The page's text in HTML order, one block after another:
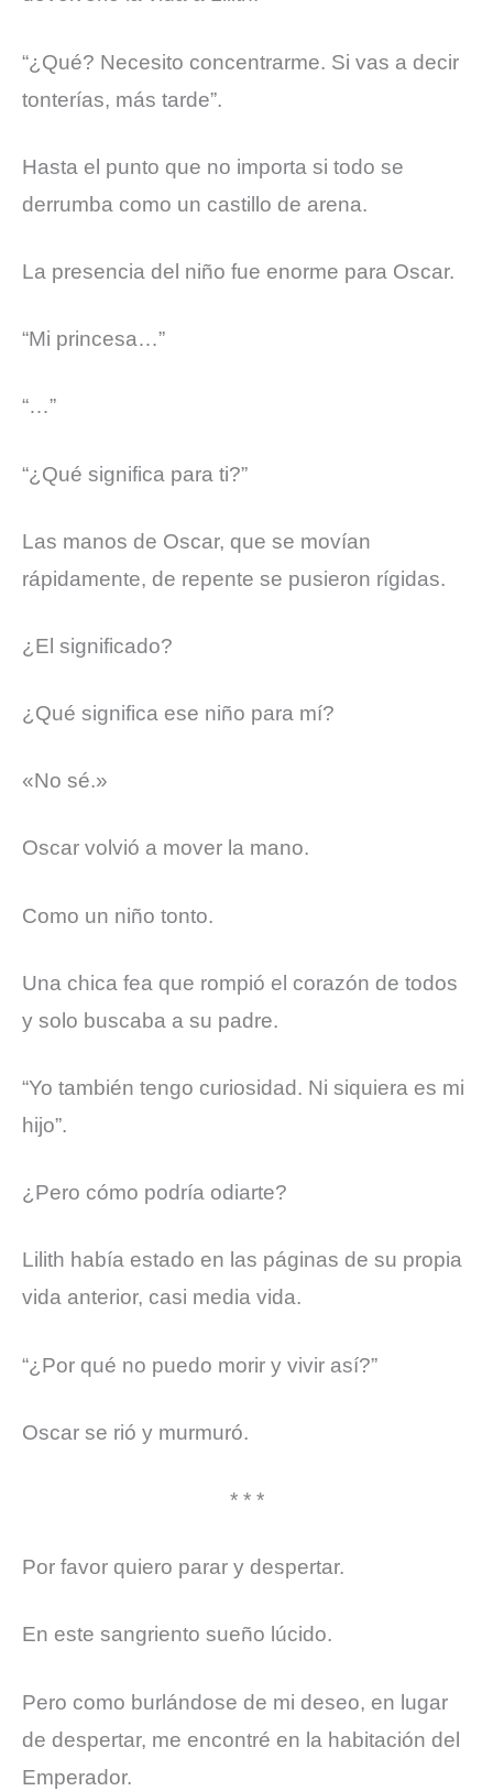
“¿Qué? Necesito concentrarme. Si vas a decir
tonterías, más tarde”.
Hasta el punto que no importa si todo se
derrumba como un castillo de arena.
La presencia del niño fue enorme para Oscar.
“Mi princesa…”
“…”
“¿Qué significa para ti?”
Las manos de Oscar, que se movían
rápidamente, de repente se pusieron rígidas.
¿El significado?
¿Qué significa ese niño para mí?
«No sé.»
Oscar volvió a mover la mano.
Como un niño tonto.
Una chica fea que rompió el corazón de todos
y solo buscaba a su padre.
“Yo también tengo curiosidad. Ni siquiera es mi
hijo”.
¿Pero cómo podría odiarte?
Lilith había estado en las páginas de su propia
vida anterior, casi media vida.
“¿Por qué no puedo morir y vivir así?”
Oscar se rió y murmuró.
* * *
Por favor quiero parar y despertar.
En este sangriento sueño lúcido.
Pero como burlándose de mi deseo, en lugar
de despertar, me encontré en la habitación del
Emperador.